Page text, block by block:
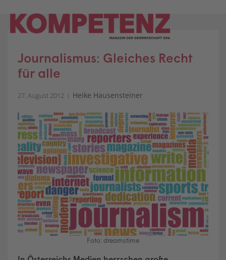
content
Journalismus: Gleiches Recht
für alle
27. August 2012 Heike Hausensteiner
Foto: dreamstime